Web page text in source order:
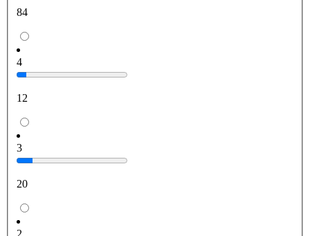
84
4
12
3
20